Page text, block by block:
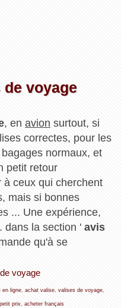
voyage
, enavion surtout, si
correctes, pour les
normaux, et
petit retour
à ceux qui cherchent
mais si bonnes
... Une expérience,
dans la section ' avis
qu'à se
voyage
en ligne, achat valise, valises de voyage,
petit prix, acheter français